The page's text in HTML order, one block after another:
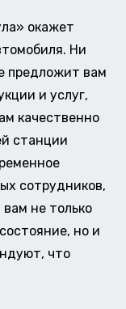
окажет
Ни
предложит вам
и услуг,
качественно
станции
сотрудников,
не только
но и
что